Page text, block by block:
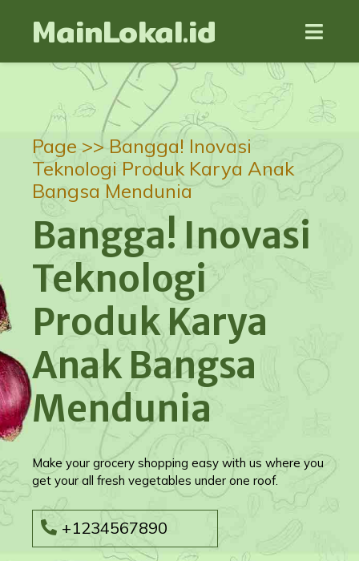
MainLokal.id
Page >>Bangga! Inovasi
Teknologi Produk Karya Anak
Bangsa Mendunia
Bangga! Inovasi
Teknologi
Produk Karya
Anak Bangsa
Mendunia
Make your grocery shopping easy with us where you
get your all fresh vegetables under one roof.
+1234567890